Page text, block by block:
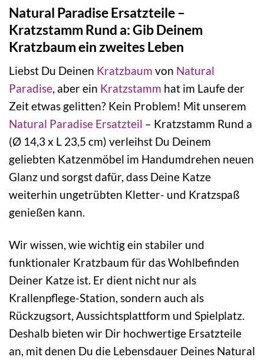
Natural Paradise Ersatzteile –
Kratzstamm Rund a: Gib Deinem
Kratzbaum ein zweites Leben
Liebst Du Deinen Kratzbaum von Natural
Paradise, aber ein Kratzstamm hat im Laufe der
Zeit etwas gelitten? Kein Problem! Mit unserem
Natural Paradise Ersatzteil – Kratzstamm Rund a
(Ø 14,3 x L 23,5 cm) verleihst Du Deinem
geliebten Katzenmöbel im Handumdrehen neuen
Glanz und sorgst dafür, dass Deine Katze
weiterhin ungetrübten Kletter- und Kratzspaß
genießen kann.
Wir wissen, wie wichtig ein stabiler und
funktionaler Kratzbaum für das Wohlbefinden
Deiner Katze ist. Er dient nicht nur als
Krallenpflege-Station, sondern auch als
Rückzugsort, Aussichtsplattform und Spielplatz.
Deshalb bieten wir Dir hochwertige Ersatzteile
an, mit denen Du die Lebensdauer Deines Natural